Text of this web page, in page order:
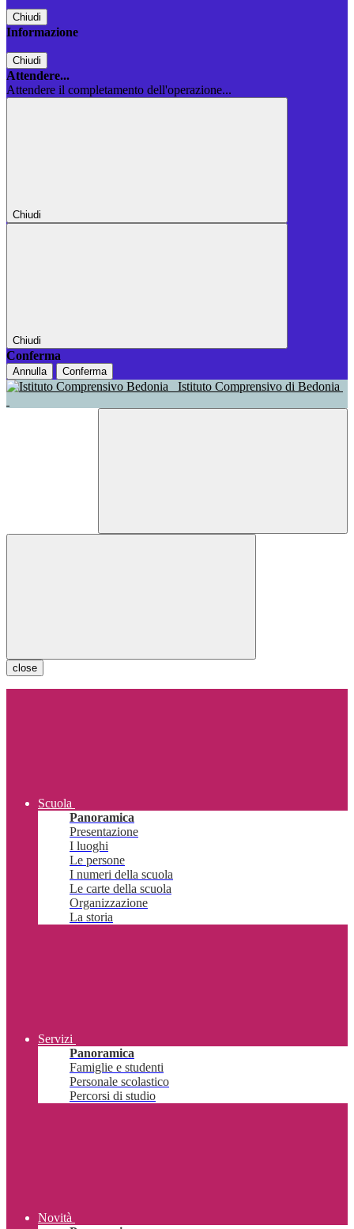
Chiudi
Informazione
Chiudi
Attendere...
Attendere il completamento dell'operazione...
Chiudi
Chiudi
Conferma
Annulla Conferma
Istituto Comprensivo di Bedonia
close
Scuola
Panoramica
Presentazione
I luoghi
Le persone
I numeri della scuola
Le carte della scuola
Organizzazione
La storia
Servizi
Panoramica
Famiglie e studenti
Personale scolastico
Percorsi di studio
Novità